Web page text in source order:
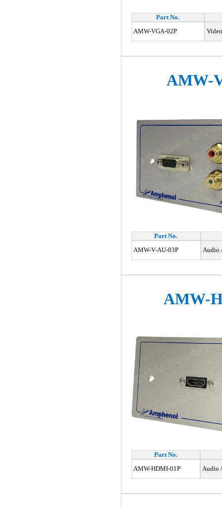
Part No.
AMW-VGA-02P
AMW-
Part No.
AMW-V-AU-03P
Audio
AMW-
Part No.
AMW-HDMI-01P
Audio